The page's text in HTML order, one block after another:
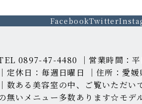
FacebookTwitter
0897-47-4480 ｜営業時間：
｜定休日：毎週日曜日 ｜住所：愛
｜数ある美容室の中、ご覧いただ
無いメニュー多数あります☆モデ